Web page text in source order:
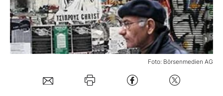
Experten
Mein B:O
Foto: Börsenmedien AG